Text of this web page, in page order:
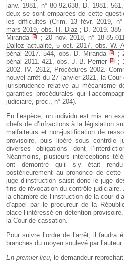
janv. 1981, n° 80-92.638, D. 1981.
deux se sont emparées de cette
les difficultés (Crim. 13 févr. 2019, n°
mars 2019, obs. H. Diaz ; D. 2019. 385
Miranda
; 20 nov. 2018, n° 18-
Dalloz actualité, 5 oct. 2017, obs. W.
pénal 2017. 544, obs. D. Miranda
;
pénal 2011. 421, obs. J.-B. Perrier
;
2002. IV. 2612, Procédures 2002.
nouvel arrêt du 27 janvier 2021, la
jurisprudence relative au mécanisme
garanties procédurales qui
judiciaire, préc., n° 204).
En l’espèce, un individu est mis en
chefs de d’infractions à la législation
malfaiteurs et non-justification de
provisoire, puis libéré sous contrôle
diverses obligations dont
Néanmoins, plusieurs interceptions
ont démontré qu’il s’y était
postérieurement au prononcé de
juge d’instruction saisit donc le juge
fins de révocation du contrôle
la chambre de l’instruction de la cour
d’appel par le procureur de la
place l’intéressé en détention
la Cour de cassation.
Pour suivre l’ordre de l’arrêt, il faudra
branches du moyen soulevé par l’auteur
En premier lieu , le demandeur reprochait